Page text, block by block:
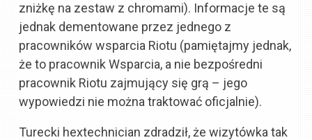
zniżkę na zestaw z chromami). Informacje te są
jednak dementowane przez jednego z
pracowników wsparcia Riotu (pamiętajmy jednak,
że to pracownik Wsparcia, a nie bezpośredni
pracownik Riotu zajmujący się grą – jego
wypowiedzi nie można traktować oficjalnie).
Turecki hextechnician zdradził, że wizytówka tak